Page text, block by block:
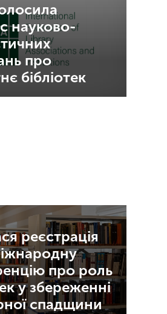
науково-
про
бібліотек
реєстрація
про роль
у збереженні
спадщини